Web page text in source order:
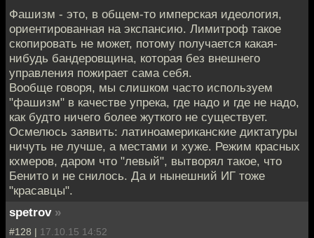
Фашизм - это, в общем-то имперская идеология,
ориентированная на экспансию. Лимитроф такое
скопировать не может, потому получается какая-
нибудь бандеровщина, которая без внешнего
управления пожирает сама себя.
Вообще говоря, мы слишком часто используем
"фашизм" в качестве упрека, где надо и где не надо,
как будто ничего более жуткого не существует.
Осмелюсь заявить: латиноамериканские диктатуры
ничуть не лучше, а местами и хуже. Режим красных
кхмеров, даром что "левый", вытворял такое, что
Бенито и не снилось. Да и нынешний ИГ тоже
"красавцы".
spetrov »
#128 | 17.10.15 14:52